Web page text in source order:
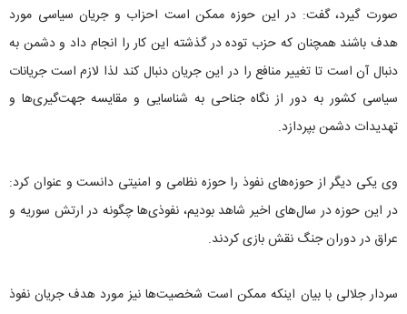
صورت گیرد، گفت: در این حوزه ممکن است احزاب و جریان سیاسی مورد
هدف باشند همچنان که حزب توده در گذشته این کار را انجام داد و دشمن به
دنبال آن است تا تغییر منافع را در این جریان دنبال کند لذا لازم است جریانات
سیاسی کشور به دور از نگاه جناحی به شناسایی و مقایسه جهت‌گیری‌ها و
تهدیدات دشمن بپردازد.
وی یکی دیگر از حوزه‌های نفوذ را حوزه نظامی و امنیتی دانست و عنوان کرد:
در این حوزه در سال‌های اخیر شاهد بودیم، نفوذی‌ها چگونه در ارتش سوریه و
عراق در دوران جنگ نقش بازی کردند.
سردار جلالی با بیان اینکه ممکن است شخصیت‌ها نیز مورد هدف جریان نفوذ